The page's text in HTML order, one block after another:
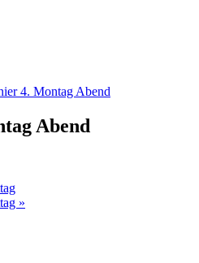
4. Montag Abend
Abend
»